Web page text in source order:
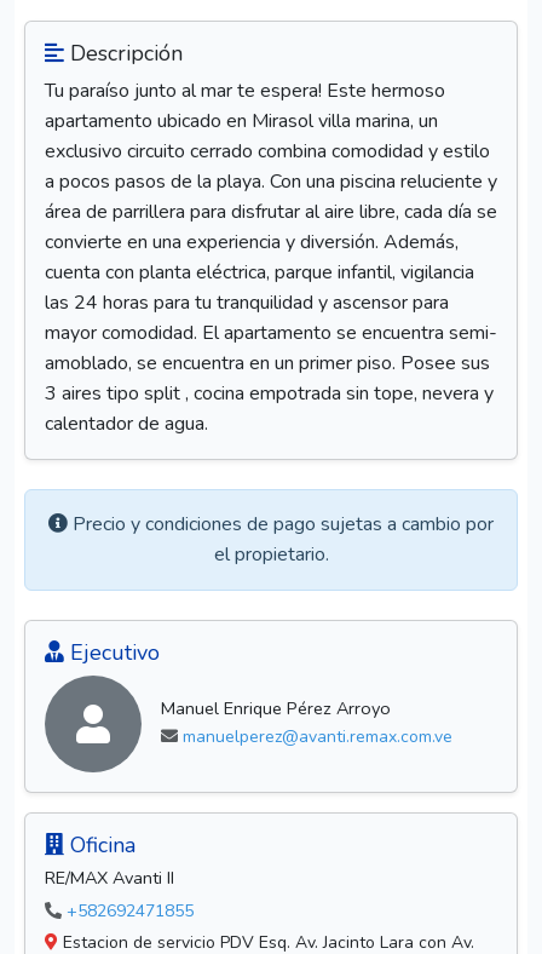
Descripción
Tu paraíso junto al mar te espera! Este hermoso
apartamento ubicado en Mirasol villa marina, un
exclusivo circuito cerrado combina comodidad y estilo
a pocos pasos de la playa. Con una piscina reluciente y
área de parrillera para disfrutar al aire libre, cada día se
convierte en una experiencia y diversión. Además,
cuenta con planta eléctrica, parque infantil, vigilancia
las 24 horas para tu tranquilidad y ascensor para
mayor comodidad. El apartamento se encuentra semi-
amoblado, se encuentra en un primer piso. Posee sus
3 aires tipo split , cocina empotrada sin tope, nevera y
calentador de agua.
Precio y condiciones de pago sujetas a cambio por
el propietario.
Ejecutivo
Manuel Enrique Pérez Arroyo
manuelperez@avanti.remax.com.ve
Oficina
RE/MAX Avanti II
+582692471855
Estacion de servicio PDV Esq. Av. Jacinto Lara con Av.